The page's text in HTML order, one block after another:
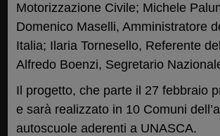
Motorizzazione Civile; Michele
Domenico Maselli, Amministratore
Italia; Ilaria Tornesello, Referente
Alfredo Boenzi, Segretario
Il progetto, che parte il 27 febbraio
e sarà realizzato in 10 Comuni
autoscuole aderenti a UNASCA.